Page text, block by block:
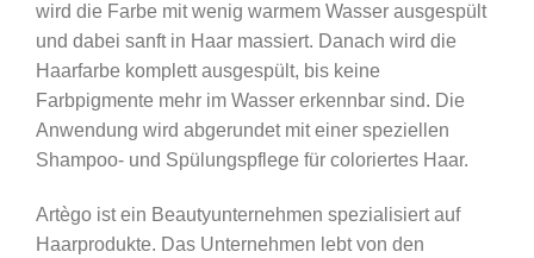
wird die Farbe mit wenig warmem Wasser ausgespült
und dabei sanft in Haar massiert. Danach wird die
Haarfarbe komplett ausgespült, bis keine
Farbpigmente mehr im Wasser erkennbar sind. Die
Anwendung wird abgerundet mit einer speziellen
Shampoo- und Spülungspflege für coloriertes Haar.
Artègo ist ein Beautyunternehmen spezialisiert auf
Haarprodukte. Das Unternehmen lebt von den